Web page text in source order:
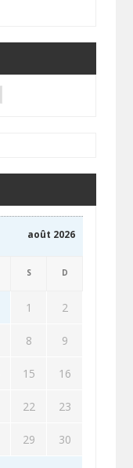
août 2026
S D
1 2
8 9
15 16
22 23
29 30